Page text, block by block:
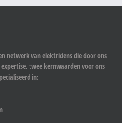
netwerk van elektriciens die door ons
twee kernwaarden voor ons
in: